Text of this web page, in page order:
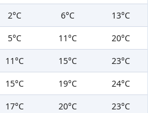
2°C 6°C
13°C
5°C 11°C
20°C
11°C 15°C
23°C
15°C 19°C
24°C
17°C 20°C
23°C